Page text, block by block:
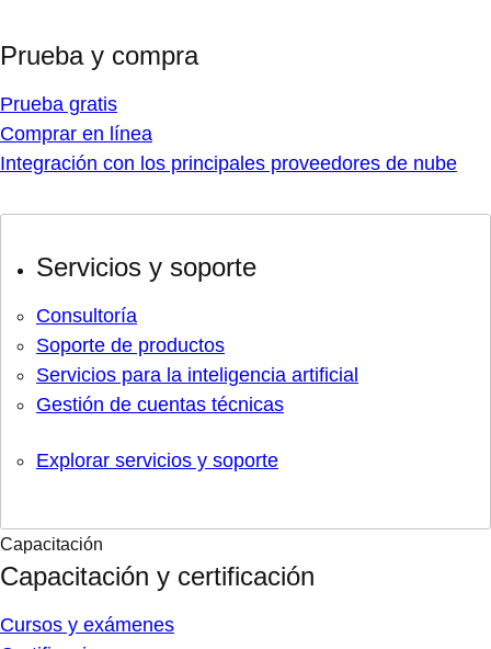
Prueba y compra
Prueba gratis
Comprar en línea
Integración con los principales proveedores de nube
Servicios y soporte
Consultoría
Soporte de productos
Servicios para la inteligencia artificial
Gestión de cuentas técnicas
Explorar servicios y soporte
Capacitación
Capacitación y certificación
Cursos y exámenes